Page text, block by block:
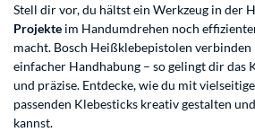
Stell dir vor, du hältst ein Werkzeug in der
Projekte im Handumdrehen noch
macht. Bosch Heißklebepistolen
einfacher Handhabung – so gelingt dir das
und präzise. Entdecke, wie du mit
passenden Klebesticks kreativ gestalten
kannst.